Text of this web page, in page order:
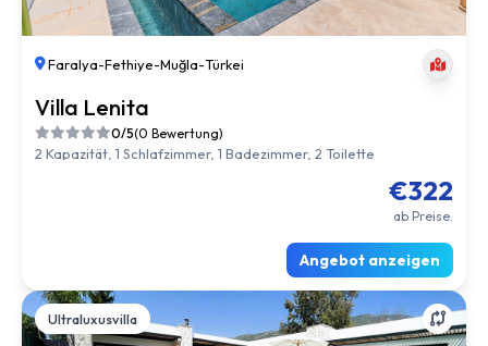
Faralya-Fethiye-Muğla-Türkei
Villa Lenita
0/5(0 Bewertung)
2 Kapazität, 1 Schlafzimmer, 1 Badezimmer, 2 Toilette
€322
ab Preise.
Angebot anzeigen
Ultraluxusvilla